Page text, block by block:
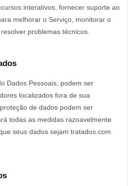
interativos, fornecer suporte ao
melhorar o Serviço, monitorar o
problemas técnicos.
Dados Pessoais, podem ser
localizados fora de sua
de dados podem ser
todas as medidas razoavelmente
seus dados sejam tratados com